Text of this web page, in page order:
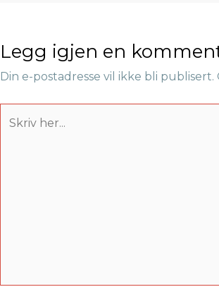
Legg igjen en
Din e-postadresse vil ikke bli publisert.